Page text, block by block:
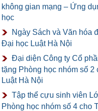
không gian mạng – Ứng
học
Ngày Sách và Văn hóa
Đại học Luật Hà Nội
Đại diện Công ty Cổ
tặng Phòng học nhóm số
Luật Hà Nội
Tập thể cựu sinh viên
Phòng học nhóm số 4